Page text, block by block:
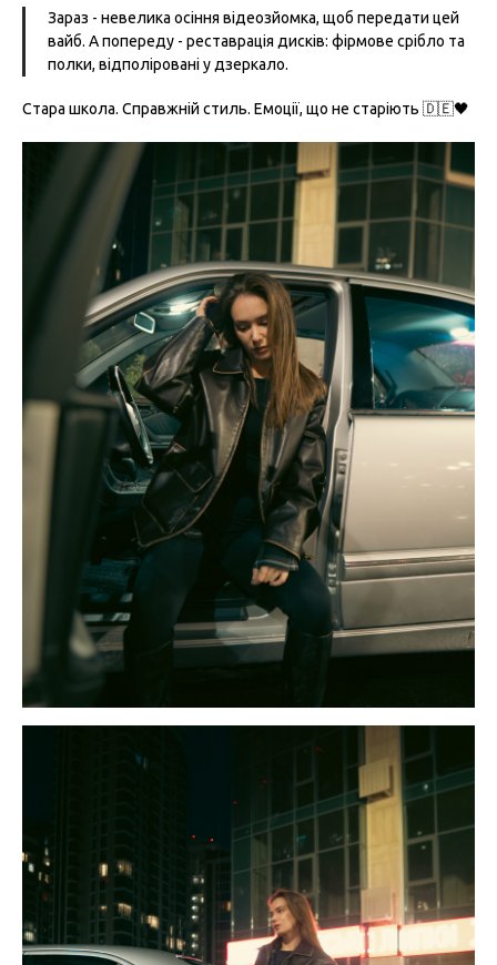
Зараз - невелика осіння відеозйомка, щоб передати цей
вайб. А попереду - реставрація дисків: фірмове срібло та
полки, відполіровані у дзеркало.
Стара школа. Справжній стиль. Емоції, що не старіють 🇩🇪🖤